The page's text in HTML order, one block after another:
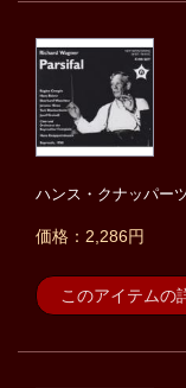
ハンス・クナッパー
価格：2,286円
このアイテムの